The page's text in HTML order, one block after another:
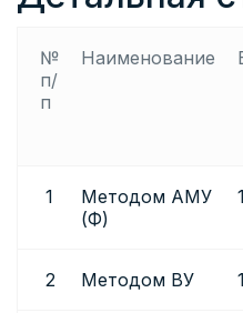
№
п/
п
Наименование
1
Методом АМУ
(Ф)
2 Методом ВУ